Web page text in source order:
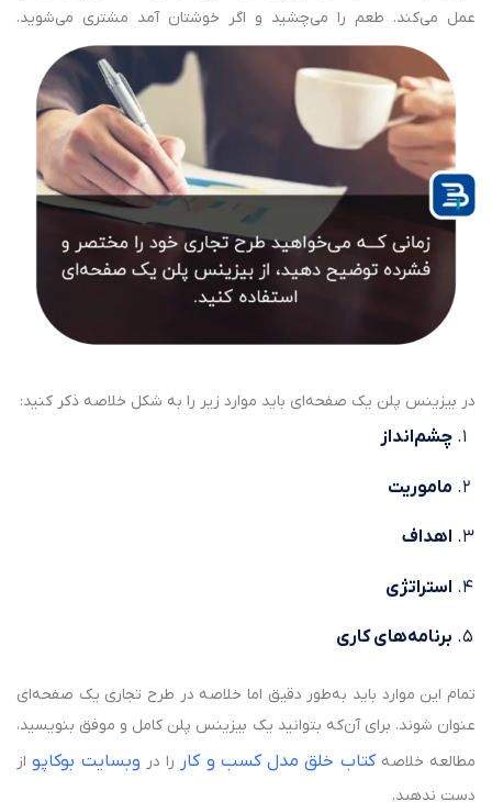
عمل می‌کند. طعم را می‌چشید و اگر خوشتان آمد مشتری می‌شوید.
در بیزینس پلن یک صفحه‌ای باید موارد زیر را به شکل خلاصه ذکر کنید:
چشم‌انداز
ماموریت
اهداف
استراتژی
برنامه‌های کاری
تمام این موارد باید به‌طور دقیق اما خلاصه در طرح تجاری یک صفحه‌ای
عنوان شوند. برای آن‌که بتوانید یک بیزینس پلن کامل و موفق بنویسید،
مطالعه خلاصهکتاب خلق مدل کسب ‌و کار را در وبسایت بوکاپواز
دست ندهید.